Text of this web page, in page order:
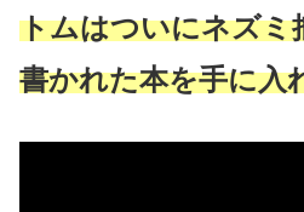
トムはついにネズミ
書かれた本を手に入